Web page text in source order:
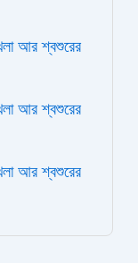
আর শ্বশুরের
আর শ্বশুরের
আর শ্বশুরের